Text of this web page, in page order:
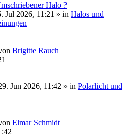
Halo ?
Jul 2026, 11:21 » in Halos und
Brigitte Rauch
Jun 2026, 11:42 » in Polarlicht und
Elmar Schmidt